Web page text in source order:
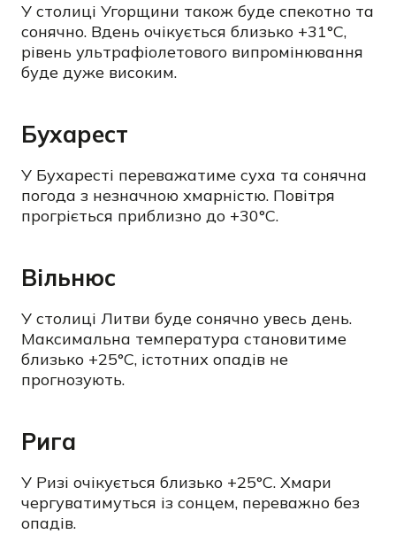
У столиці Угорщини також буде спекотно та
сонячно. Вдень очікується близько +31°C,
рівень ультрафіолетового випромінювання
буде дуже високим.
Бухарест
У Бухаресті переважатиме суха та сонячна
погода з незначною хмарністю. Повітря
прогріється приблизно до +30°C.
Вільнюс
У столиці Литви буде сонячно увесь день.
Максимальна температура становитиме
близько +25°C, істотних опадів не
прогнозують.
Рига
У Ризі очікується близько +25°C. Хмари
чергуватимуться із сонцем, переважно без
опадів.